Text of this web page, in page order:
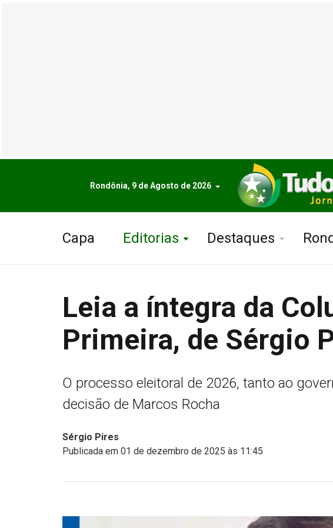
Rondônia, 9 de Agosto de 2026
Capa Editorias Destaques
Leia a íntegra da
Primeira, de Sérgio
O processo eleitoral de 2026, tanto ao
decisão de Marcos Rocha
Sérgio Pires
Publicada em 01 de dezembro de 2025 às 11:45